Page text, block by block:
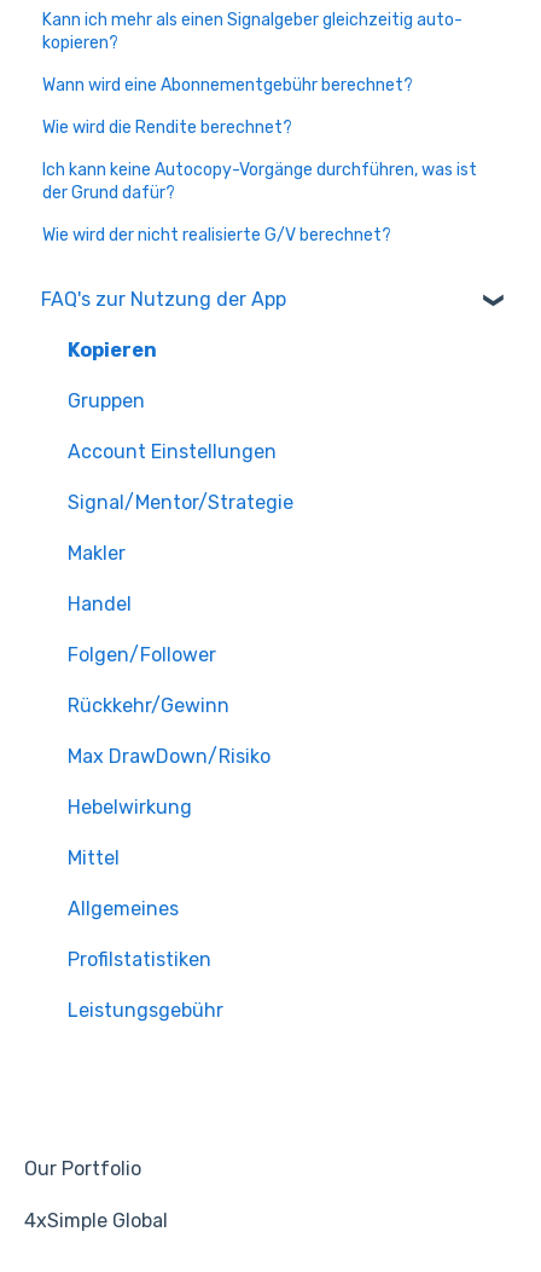
Kann ich mehr als einen Signalgeber gleichzeitig auto-
kopieren?
Wann wird eine Abonnementgebühr berechnet?
Wie wird die Rendite berechnet?
Ich kann keine Autocopy-Vorgänge durchführen, was ist
der Grund dafür?
Wie wird der nicht realisierte G/V berechnet?
FAQ's zur Nutzung der App
Kopieren
Gruppen
Account Einstellungen
Signal/Mentor/Strategie
Makler
Handel
Folgen/Follower
Rückkehr/Gewinn
Max DrawDown/Risiko
Hebelwirkung
Mittel
Allgemeines
Profilstatistiken
Leistungsgebühr
Our Portfolio
4xSimple Global